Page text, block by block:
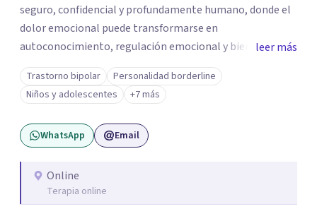
seguro, confidencial y profundamente humano, donde el
dolor emocional puede transformarse en
autoconocimiento, regulación emocional y bienestar.
Trabajo desde un enfoque integrativo que combina
psicoanálisis, terapia somática y de trauma, psicología
corporal, Mentalization Based Therapy (MBT),
hipnoterapia y respiración neurodinámica, integrando
actualmente la Psicología Analítica Junguiana. Mi
ecopsicología y el trabajo simbólico con el inconsciente,
entendiendo que cada proceso terapéutico es único y
leer más
Trastorno bipolar
Personalidad borderline
Niños y adolescentes
+7 más
WhatsApp Email
Online
Terapia online